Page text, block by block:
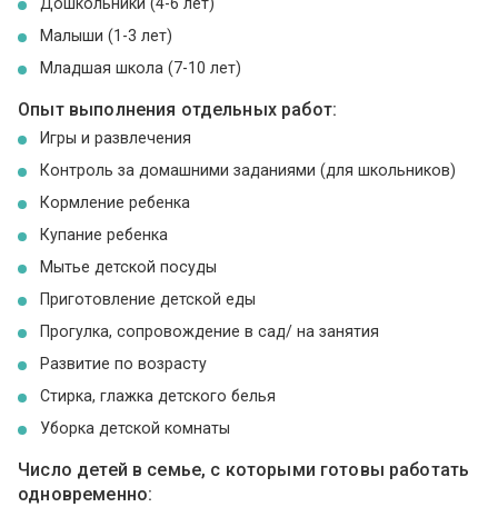
Дошкольники (4-6 лет)
Малыши (1-3 лет)
Младшая школа (7-10 лет)
Опыт выполнения отдельных работ:
Игры и развлечения
Контроль за домашними заданиями (для школьников)
Кормление ребенка
Купание ребенка
Мытье детской посуды
Приготовление детской еды
Прогулка, сопровождение в сад/ на занятия
Развитие по возрасту
Стирка, глажка детского белья
Уборка детской комнаты
Число детей в семье, с которыми готовы работать
одновременно: